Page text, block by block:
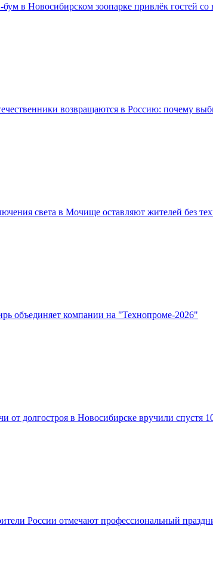
бум в Новосибирском зоопарке привлёк гостей со
возвращаются в Россию: почему
света в Мочище оставляют жителей без
объединяет компании на "Технопроме-2026"
от долгостроя в Новосибирске вручили спустя
России отмечают профессиональный